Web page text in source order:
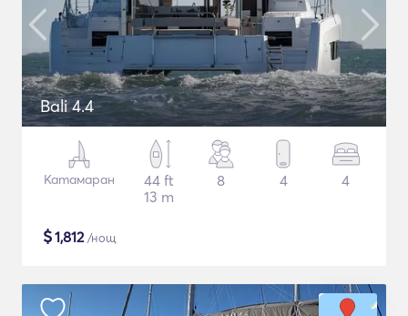
Bali 4.4
Катамаран
44 ft
13 m
8 4 4
$1,812/нощ